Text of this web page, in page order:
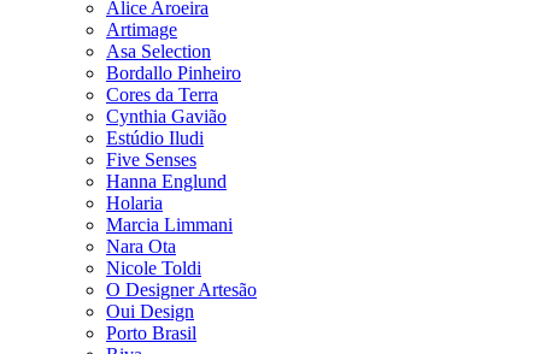
Alice Aroeira
Artimage
Asa Selection
Bordallo Pinheiro
Cores da Terra
Cynthia Gavião
Estúdio Iludi
Five Senses
Hanna Englund
Holaria
Marcia Limmani
Nara Ota
Nicole Toldi
O Designer Artesão
Oui Design
Porto Brasil